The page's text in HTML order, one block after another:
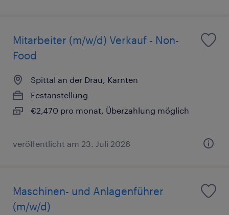
Mitarbeiter (m/w/d) Verkauf - Non-
Food
Spittal an der Drau, Karnten
Festanstellung
€2,470 pro monat, Überzahlung möglich
veröffentlicht am 23. Juli 2026
Maschinen- und Anlagenführer
(m/w/d)